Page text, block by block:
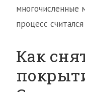
многочисленные
процесс
Как